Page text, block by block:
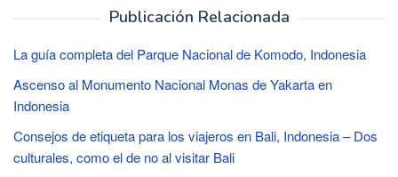
Publicación Relacionada
La guía completa del Parque Nacional de Komodo, Indonesia
Ascenso al Monumento Nacional Monas de Yakarta en
Indonesia
Consejos de etiqueta para los viajeros en Bali, Indonesia – Dos
culturales, como el de no al visitar Bali